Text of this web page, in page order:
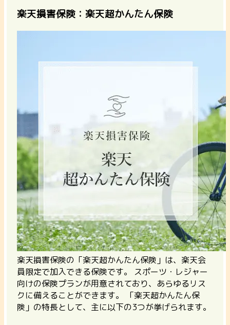
楽天損害保険：楽天超かんたん保険
楽天損害保険の「楽天超かんたん保険」は、楽天会
員限定で加入できる保険です。
スポーツ・レジャー
向けの保険プランが用意されており、あらゆるリス
クに備えることができます。 「楽天超かんたん保
険」の特長として、主に以下の3つが挙げられます。